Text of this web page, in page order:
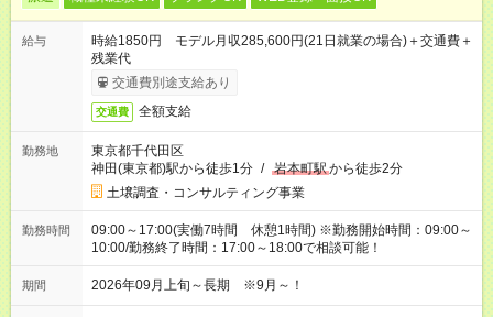
給与
時給1850円 モデル月収285,600円(21日就業の場合)＋交通費＋
残業代
交通費別途支給あり
交通費 全額支給
勤務地
東京都千代田区
神田(東京都)駅から徒歩1分 / 岩本町駅から徒歩2分
土壌調査・コンサルティング事業
勤務時間
09:00～17:00(実働7時間 休憩1時間) ※勤務開始時間：09:00～
10:00/勤務終了時間：17:00～18:00で相談可能！
期間 2026年09月上旬～長期 ※9月～！